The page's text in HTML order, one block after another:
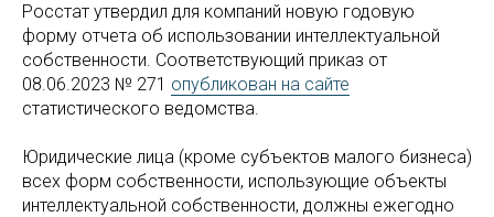
Росстат утвердил для компаний новую годовую
форму отчета об использовании интеллектуальной
собственности. Соответствующий приказ от
08.06.2023 № 271 опубликован на сайте
статистического ведомства.
Юридические лица (кроме субъектов малого бизнеса)
всех форм собственности, использующие объекты
интеллектуальной собственности, должны ежегодно